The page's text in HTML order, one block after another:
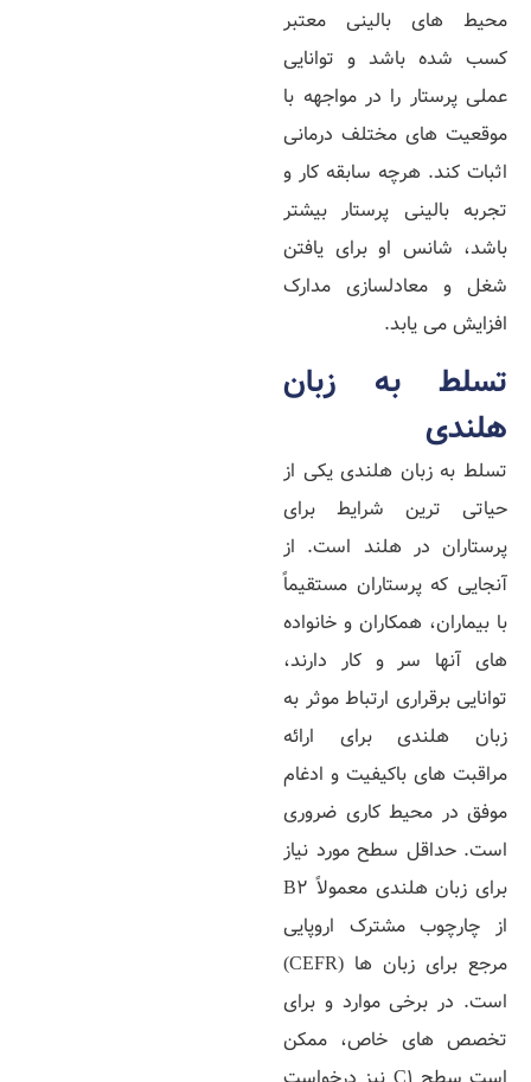
محیط‌ های بالینی معتبر
کسب شده باشد و توانایی
عملی پرستار را در مواجهه با
موقعیت‌ های مختلف درمانی
اثبات کند. هرچه سابقه کار و
تجربه بالینی پرستار بیشتر
باشد، شانس او برای یافتن
شغل و معادلسازی مدارک
افزایش می‌ یابد.
تسلط به زبان
هلندی
تسلط به زبان هلندی یکی از
حیاتی‌ ترین شرایط برای
پرستاران در هلند است. از
آنجایی که پرستاران مستقیماً
با بیماران، همکاران و خانواده‌
های آنها سر و کار دارند،
توانایی برقراری ارتباط موثر به
زبان هلندی برای ارائه
مراقبت‌ های باکیفیت و ادغام
موفق در محیط کاری ضروری
است. حداقل سطح مورد نیاز
برای زبان هلندی معمولاً B2
از چارچوب مشترک اروپایی
مرجع برای زبان‌ ها (CEFR)
است. در برخی موارد و برای
تخصص‌ های خاص، ممکن